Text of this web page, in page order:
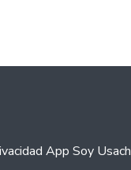
App Soy Usach